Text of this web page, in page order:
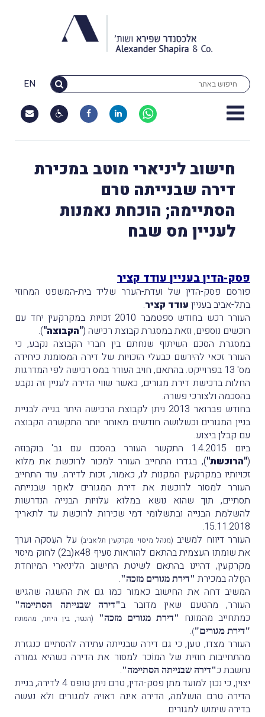
EN
חישוב ליניארי מוטב במכירת
דירה שבנייתה טרם
הסתיימה; הוכחת נאמנות
לעניין מס שבח
פסק-הדין בעניין עודד קציר
פורסם פסק-הדין של ועדת-הערר שליד בית-המשפט המחוזי
בתל-אביב בעניין עודד קציר.
העורר רכש בחודש ספטמבר 2010 זכויות במקרקעין יחד עם
רוכשים נוספים, וזאת במסגרת קבוצת רכישה ("הקבוצה").
במסגרת הסכם השיתוף שנחתם בין חברי הקבוצה נקבע, כי
העורר זכאי להירשם כבעלי הזכויות של דירה המסומנת כיחידה
מס' 13 בפרוייקט. בהתאם, חויב העורר במס רכישה לפי המדרגות
החלות ברכישת דירת מגורים, כאשר שווי הדירה לעניין זה נקבע
בהסכמה ולצורכי פשרה.
בחודש פברואר 2013 ניתן לקבוצת הרכישה היתר בנייה לבניית
בניין המגורים וכשלושה חודשים מאוחר יותר התקשרה הקבוצה
עם קבלן ביצוע.
ביום 1.4.2015 התקשר העורר בהסכם עם גב' בוקבוזה
("הרוכשת"), בגדרו התחייב העורר למכור לרוכשת את מלוא
זכויותיו במקרקעין המקנות לו, כאמור, זכות לדירה. עוד התחייב
העורר למסוֹר לרוכשת את דירת המגורים לאחַר שבנייתה
תסתיים, תוך שהוא נושא במלוא עלויות הבנייה הנדרשות
להשלמת הבנייה ובתשלומי דמי שכירות לרוכשת עד לתאריך
15.11.2018.
העורר דיווח למשיב (מנהל מיסוי מקרקעין תל-אביב) על העִסקה וערך
את שומתו העצמית בהתאם להוראות סעיף 48א(ב2) לחוק מיסוי
מקרקעין, דהיינו בהתאם לשיטת החישוב הליניארי המיוחדת
החָלה במכירת "דירת מגורים מזכה".
המשיב דחה את החישוב כאמור כמו גם את ההשגה שהגיש
העורר, מהטעם שאין מדובר ב"דירה שבנייתה הסתיימה"
כמתחייב מהמונח "דירת מגורים מזכה" (הנגזר, בין היתר, מהמונח
"דירת מגורים")
.
העורר מצדו, טען, כי גם דירה שבנייתה עתידה להסתיים כנגזרת
מהתחייבות חוזית של המוֹכר למסור את הדירה כשהיא גמורה
נחשבת כ"דירה שבנייתה הסתיימה".
יצוין, כי נכון למועד מתן פסק-הדין, טרם ניתן טופס 4 לדירה, בניית
הדירה טרם הושלמה, הדירה אינה ראויה למגורים ולא נעשה
בדירה שימוש למגורים.